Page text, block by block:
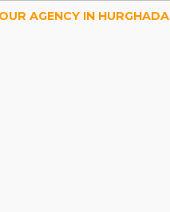
AGENCY IN HURGHADA